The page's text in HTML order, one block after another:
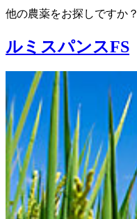
他の農薬をお探しですか？
ルミスパンスFS